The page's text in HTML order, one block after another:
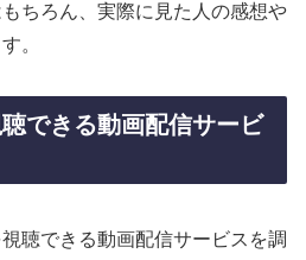
ちろん、実際に見た人の感想や
。
できる動画配信サービ
聴できる動画配信サービスを調